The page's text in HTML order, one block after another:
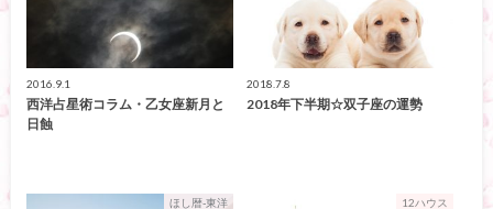
2016.9.1
西洋占星術コラム・乙女座新月と
日蝕
2018.7.8
2018年下半期☆双子座の運勢
ほし暦-東洋 12ハウス